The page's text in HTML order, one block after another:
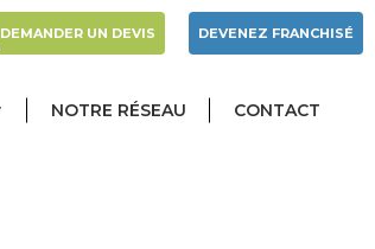
DEMANDER UN DEVIS DEVENEZ FRANCHISÉ
NOTRE RÉSEAU CONTACT